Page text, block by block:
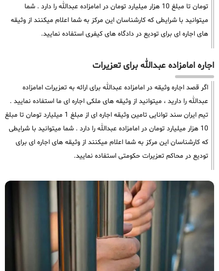
تومان تا مبلغ 10 هزار میلیارد تومان در امامزاده عبدالله را دارد . شما
میتوانید با شرایطی که کارشناسان این مرکز به شما اعلام میکنند از وثیقه
های اجاره ای برای تودیع در دادگاه های کیفری استفاده نمایید.
اجاره امامزاده عبدالله برای تعزیرات
اگر قصد اجاره وثیقه در امامزاده عبدالله برای ارائه به تعزیرات امامزاده
عبدالله را دارید ، میتوانید از وثیقه های ملکی اجاره ای ما استفاده نمایید .
تیم ایران سند توانایی تامین وثیقه اجاره ای از مبلغ 1 میلیارد تومان تا مبلغ
10 هزار میلیارد تومان در امامزاده عبدالله را دارد . شما میتوانید با شرایطی
که کارشناسان این مرکز به شما اعلام میکنند از وثیقه های اجاره ای برای
تودیع در محاکم تعزیرات حکومتی استفاده نمایید.